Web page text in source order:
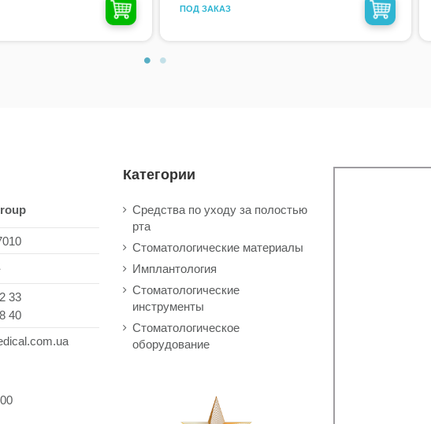
ПОД ЗАКАЗ
33
40
Категории
Средства по уходу за полостью
рта
Стоматологические материалы
Имплантология
Стоматологические
инструменты
Стоматологическое
оборудование